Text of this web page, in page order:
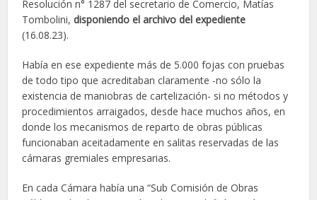
Resolución n° 1287 del secretario de Comercio, Matías
Tombolini,disponiendo el archivo del expediente
(16.08.23).
Había en ese expediente más de 5.000 fojas con pruebas
de todo tipo que acreditaban claramente -no sólo la
existencia de maniobras de cartelización- si no métodos y
procedimientos arraigados, desde hace muchos años, en
donde los mecanismos de reparto de obras públicas
funcionaban aceitadamente en salitas reservadas de las
cámaras gremiales empresarias.
En cada Cámara había una “Sub Comisión de Obras